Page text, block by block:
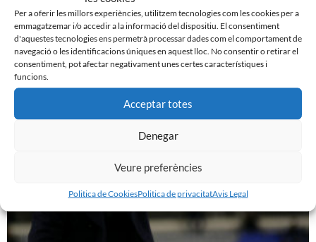
Per a oferir les millors experiències, utilitzem tecnologies com les cookies per a
emmagatzemar i/o accedir a la informació del dispositiu. El consentiment
d'aquestes tecnologies ens permetrà processar dades com el comportament de
navegació o les identificacions úniques en aquest lloc. No consentir o retirar el
consentiment, pot afectar negativament unes certes característiques i
funcions.
Acceptar totes
Denegar
Veure preferències
Politica de CookiesPolitica de privacitatAvis Legal
Gavà CF 1-0 CE Sabadell